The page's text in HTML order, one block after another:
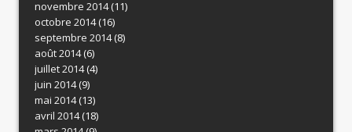
novembre 2014(11)
octobre 2014(16)
septembre 2014(8)
août 2014(6)
juillet 2014(4)
juin 2014(9)
mai 2014(13)
avril 2014(18)